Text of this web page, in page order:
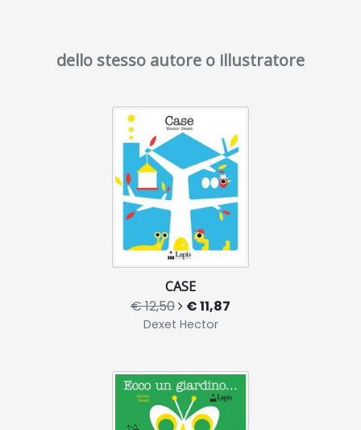
dello stesso autore o illustratore
CASE
€ 12,50 € 11,87
Dexet Hector